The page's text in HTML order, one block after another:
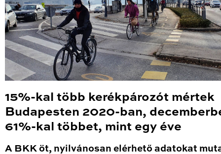
15%-kal több kerékpározót mértek
Budapesten 2020-ban,
61%-kal többet, mint egy éve
A BKK öt, nyilvánosan elérhető adatokat